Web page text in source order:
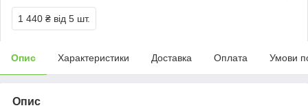
1 440 ₴ від 5 шт.
Опис Характеристики Доставка Оплата Умови
Опис